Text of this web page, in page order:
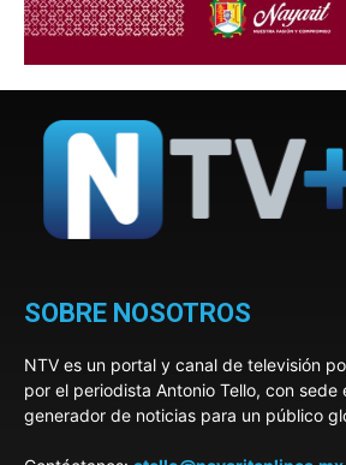
SOBRE NOSOTROS
NTV es un portal y canal de televisión
por el periodista Antonio Tello, con sede
generador de noticias para un público